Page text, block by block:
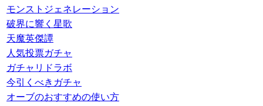
モンストジェネレーション
破界に響く星歌
天魔英傑譚
人気投票ガチャ
ガチャリドラボ
今引くべきガチャ
オーブのおすすめの使い方